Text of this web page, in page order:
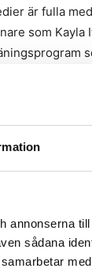
annonserna
sådana
är fulla med
som Kayla
är vana vid
med
men som